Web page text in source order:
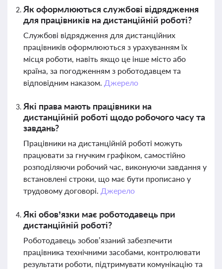
Як оформлюються службові відрядження
для працівників на дистанційній роботі?
Службові відрядження для дистанційних
працівників оформлюються з урахуванням їх
місця роботи, навіть якщо це інше місто або
країна, за погодженням з роботодавцем та
відповідним наказом. Джерело
Які права мають працівники на
дистанційній роботі щодо робочого часу та
завдань?
Працівники на дистанційній роботі можуть
працювати за гнучким графіком, самостійно
розподіляючи робочий час, виконуючи завдання у
встановлені строки, що має бути прописано у
трудовому договорі. Джерело
Які обов’язки має роботодавець при
дистанційній роботі?
Роботодавець зобов’язаний забезпечити
працівника технічними засобами, контролювати
результати роботи, підтримувати комунікацію та